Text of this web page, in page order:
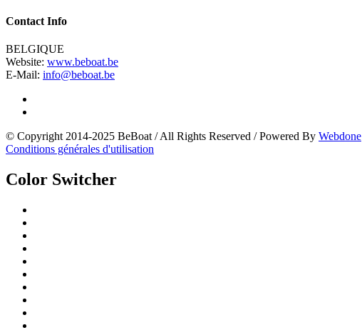
Contact Info
BELGIQUE
Website: www.beboat.be
E-Mail: info@beboat.be
© Copyright 2014-2025 BeBoat/All Rights Reserved /Powered By Webdone
Conditions générales d'utilisation
Color Switcher